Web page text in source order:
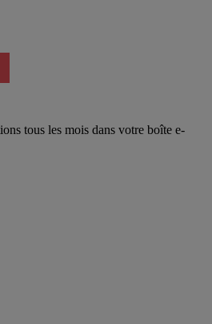
tous les mois dans votre boîte e-